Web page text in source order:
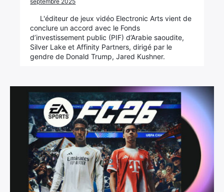
L'éditeur de jeux vidéo Electronic Arts vient de
conclure un accord avec le Fonds
d’investissement public (PIF) d’Arabie saoudite,
Silver Lake et Affinity Partners, dirigé par le
gendre de Donald Trump, Jared Kushner.